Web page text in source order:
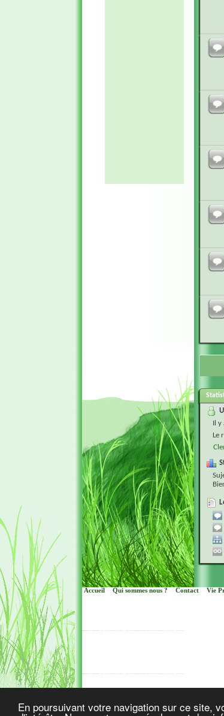
En poursuivant votre navigation sur ce site,
Il y
Le
Accueil Qui sommes nous ? Contact Vie